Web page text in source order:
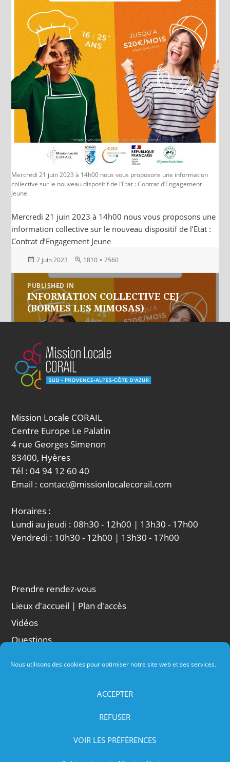
Nous utilisons des cookies pour optimiser notre site web et ses services.
ACCEPTER
REFUSER
VOIR LES PRÉFÉRENCES
Mercredi 21 juin 2023 à 14h00 nous vous proposons une information
collective sur le nouveau dispositif de l’Etat : Contrat d’Engagement
Jeune
Mercredi 21 juin 2023 à 14h00 nous vous proposons une
information collective sur le nouveau dispositif de l’Etat :
Contrat d’Engagement Jeune
Posted
7 juin 2023
Full
1810 × 2560
Navigation
l’article
PUBLISHED IN
INFORMATION COLLECTIVE CEJ
(BORMES LES MIMOSAS)
Mission Locale CORAIL
Centre Europe Le Palatin
4 rue Georges Simenon
83400, Hyères
Tél : 04 94 12 60 40
Email : contact@missionlocalecorail.com
Horaires :
Lundi au jeudi : 08h30 - 12h00 | 13h30 - 17h00
Vendredi : 10h30 - 12h00 | 13h30 - 17h00
Prendre rendez-vous
Lieux d'accueil | Plan d'accès
Vidéos
Questions